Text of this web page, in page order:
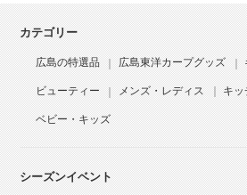
カテゴリー
広島の特選品 広島東洋カープグッズ
ビューティー メンズ・レディス キッ
ベビー・キッズ
シーズンイベント